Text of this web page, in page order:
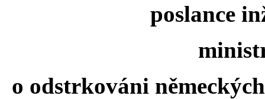
poslance
o odstrkováni